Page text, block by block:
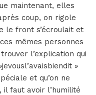
maintenant, elles
coup, on rigole
le front s’écroulait et
mêmes personnes
l’explication qui
»
et qu’on ne
faut avoir l’humilité